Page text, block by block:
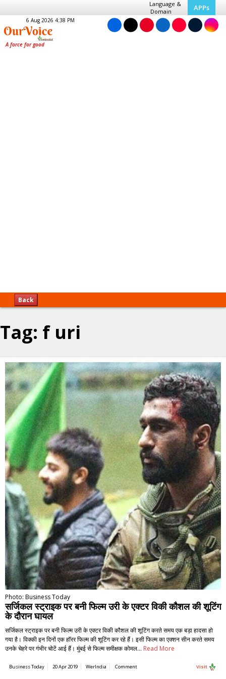
Language &
Domain
APPs
6 Aug 2026 4:38 PM
Back
Tag: f uri
Photo: Business Today
सर्जिकल स्ट्राइक पर बनी फ‍िल्‍म उरी के एक्‍टर विकी कौशल की शूटिंग
के दौरान घायल
सर्जिकल स्ट्राइक पर बनी फ‍िल्‍म उरी के एक्‍टर विकी कौशल की शूटिंग करते समय एक बड़ा हादसा हो
गया है। विक्‍की इन दिनों एक हॉरर फिल्म की शूटिंग कर रहे हैं। इसी फिल्म का एक्शन सीन करते समय
उनके चेहरे पर गंभीर चोटें आई हैं। मुंबई से फिल्म समीक्षक कोमल… Read More
Business Today 20 Apr 2019 WerIndia Comment Visit